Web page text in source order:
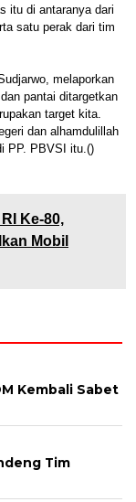
itu di antaranya dari
satu perak dari tim
melaporkan
pantai ditargetkan
target kita.
dan alhamdulillah
PP. PBVSI itu.()
Ke-80,
Mobil
Kembali Sabet
Tim